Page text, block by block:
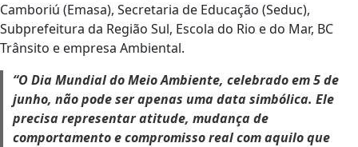
Camboriú (Emasa), Secretaria de Educação (Seduc),
Subprefeitura da Região Sul, Escola do Rio e do Mar, BC
Trânsito e empresa Ambiental.
“O Dia Mundial do Meio Ambiente, celebrado em 5 de
junho, não pode ser apenas uma data simbólica. Ele
precisa representar atitude, mudança de
comportamento e compromisso real com aquilo que